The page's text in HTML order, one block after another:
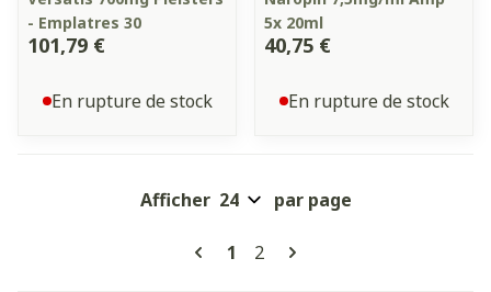
- Emplatres 30
101,79 €
En rupture de stock
5x 20ml
40,75 €
En rupture de stock
Pages
Vous lisez actuellement la
1 Page
2
Afficher par page